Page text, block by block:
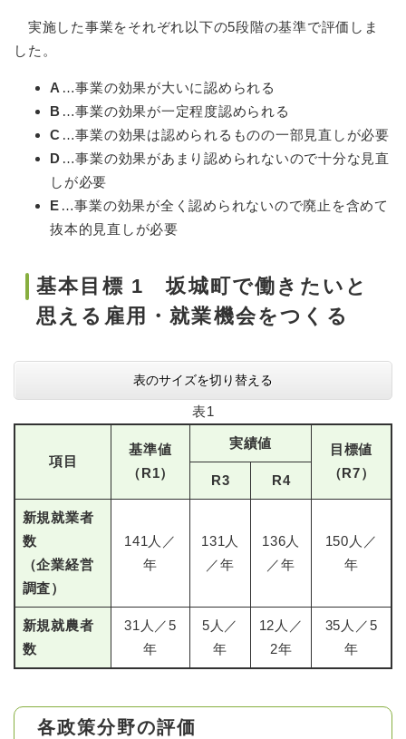
実施した事業をそれぞれ以下の5段階の基準で評価しま
した。
A …事業の効果が大いに認められる
B …事業の効果が一定程度認められる
C …事業の効果は認められるものの一部見直しが必要
D …事業の効果があまり認められないので十分な見直
しが必要
E …事業の効果が全く認められないので廃止を含めて
抜本的見直しが必要
基本目標 1 坂城町で働きたいと
思える雇用・就業機会をつくる
表のサイズを切り替える
表1
項目
基準値
（R1）
実績値
目標値
（R7）
R3 R4
新規就業者
数
（企業経営
調査）
141人／
年
131人
／年
136人
／年
150人／
年
新規就農者
数
31人／5
年
5人／
年
12人／
2年
35人／5
年
各政策分野の評価